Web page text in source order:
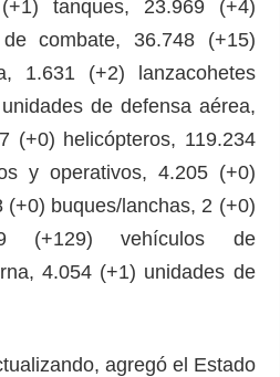
tanques, 23.969 (+4)
combate, 36.748 (+15)
1.631 (+2) lanzacohetes
de defensa aérea,
(+0) helicópteros, 119.234
y operativos, 4.205 (+0)
(+0) buques/lanchas, 2 (+0)
(+129) vehículos de
4.054 (+1) unidades de
agregó el Estado